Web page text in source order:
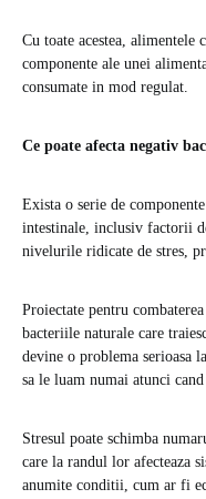
Cu toate acestea, alimentele
componente ale unei
consumate in mod regulat.
Ce poate afecta negativ
Exista o serie de
intestinale, inclusiv factorii
nivelurile ridicate de stres,
Proiectate pentru
bacteriile naturale care
devine o problema serioasa
sa le luam numai atunci cand
Stresul poate schimba
care la randul lor afecteaza
anumite conditii, cum ar fi